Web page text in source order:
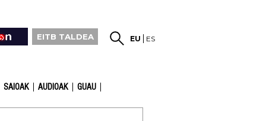
EITB TALDEA EU ES
SAIOAK AUDIOAK GUAU